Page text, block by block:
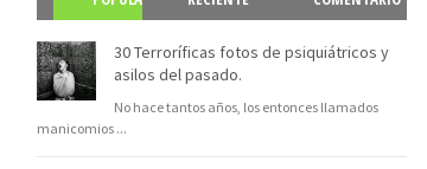
R
S
30 Terroríficas fotos de psiquiátricos y
asilos del pasado.
No hace tantos años, los entonces llamados
manicomios ...